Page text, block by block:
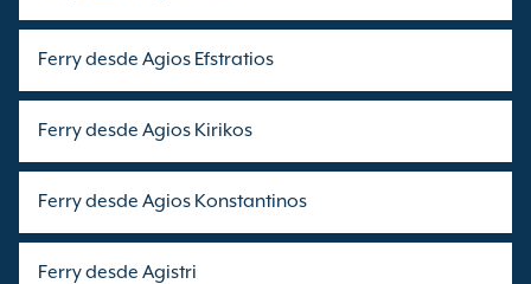
Ferry desde Agios Efstratios
Ferry desde Agios Kirikos
Ferry desde Agios Konstantinos
Ferry desde Agistri